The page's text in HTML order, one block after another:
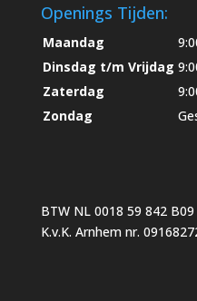
Openings Tijden:
Maandag
Dinsdag t/m Vrijdag
Zaterdag
Zondag
BTW NL 0018 59 842 B09
K.v.K. Arnhem nr.